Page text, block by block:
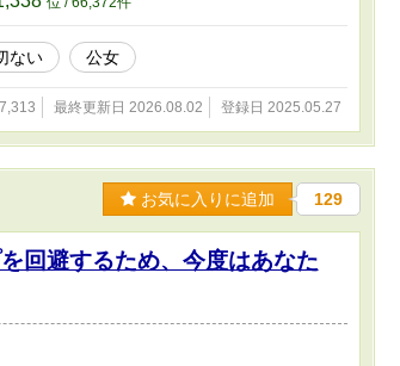
ない 公女
最終更新日 2026.08.02 登録日 2025.05.27
お気に入りに追加 129
回避するため、今度はあなた